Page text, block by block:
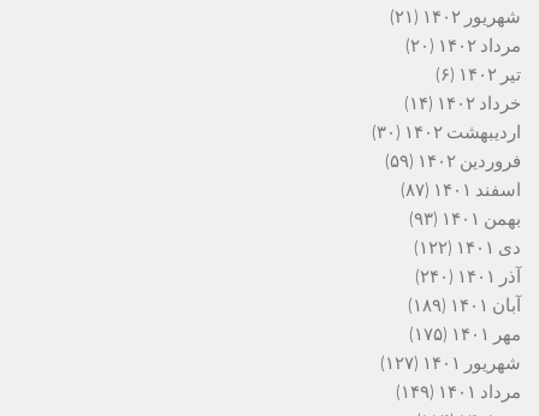
شهریور ۱۴۰۲
(۲۱)
مرداد ۱۴۰۲
(۲۰)
تیر ۱۴۰۲
(۶)
خرداد ۱۴۰۲
(۱۴)
اردیبهشت ۱۴۰۲
(۳۰)
فروردین ۱۴۰۲
(۵۹)
اسفند ۱۴۰۱
(۸۷)
بهمن ۱۴۰۱
(۹۳)
دی ۱۴۰۱
(۱۲۲)
آذر ۱۴۰۱
(۲۴۰)
آبان ۱۴۰۱
(۱۸۹)
مهر ۱۴۰۱
(۱۷۵)
شهریور ۱۴۰۱
(۱۲۷)
مرداد ۱۴۰۱
(۱۴۹)